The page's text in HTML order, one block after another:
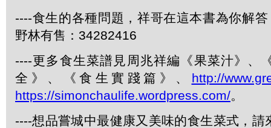
----食生的各種問題，祥哥在這本書為你解
野林有售：34282416
----更多食生菜譜見周兆祥編《果菜汁》、
全》、《食生實踐篇》、 http://
https://simonchaulife.wordpress.com/。
----想品嘗城中最健康又美味的食生菜式，請